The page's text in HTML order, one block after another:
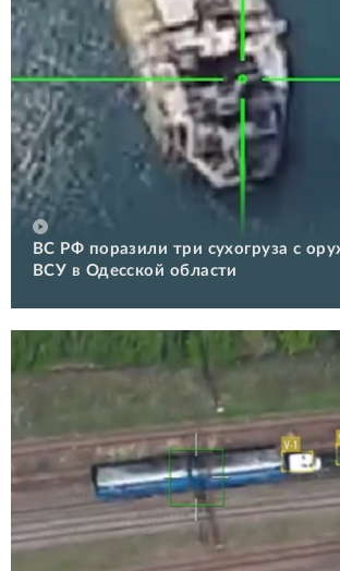
ВС РФ поразили три сухогруза с
ВСУ в Одесской области